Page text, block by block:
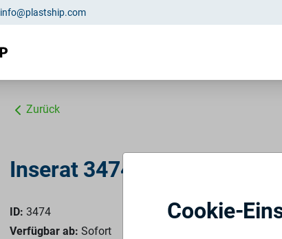
info@plastship.com
Zurück
Inserat 3474: PP transluzent
ID: 3474
Verfügbar ab: Sofort
Cookie-